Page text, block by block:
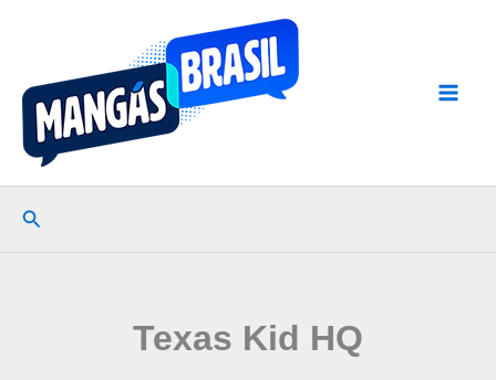
conteúdo
Pesquisar
Texas Kid HQ